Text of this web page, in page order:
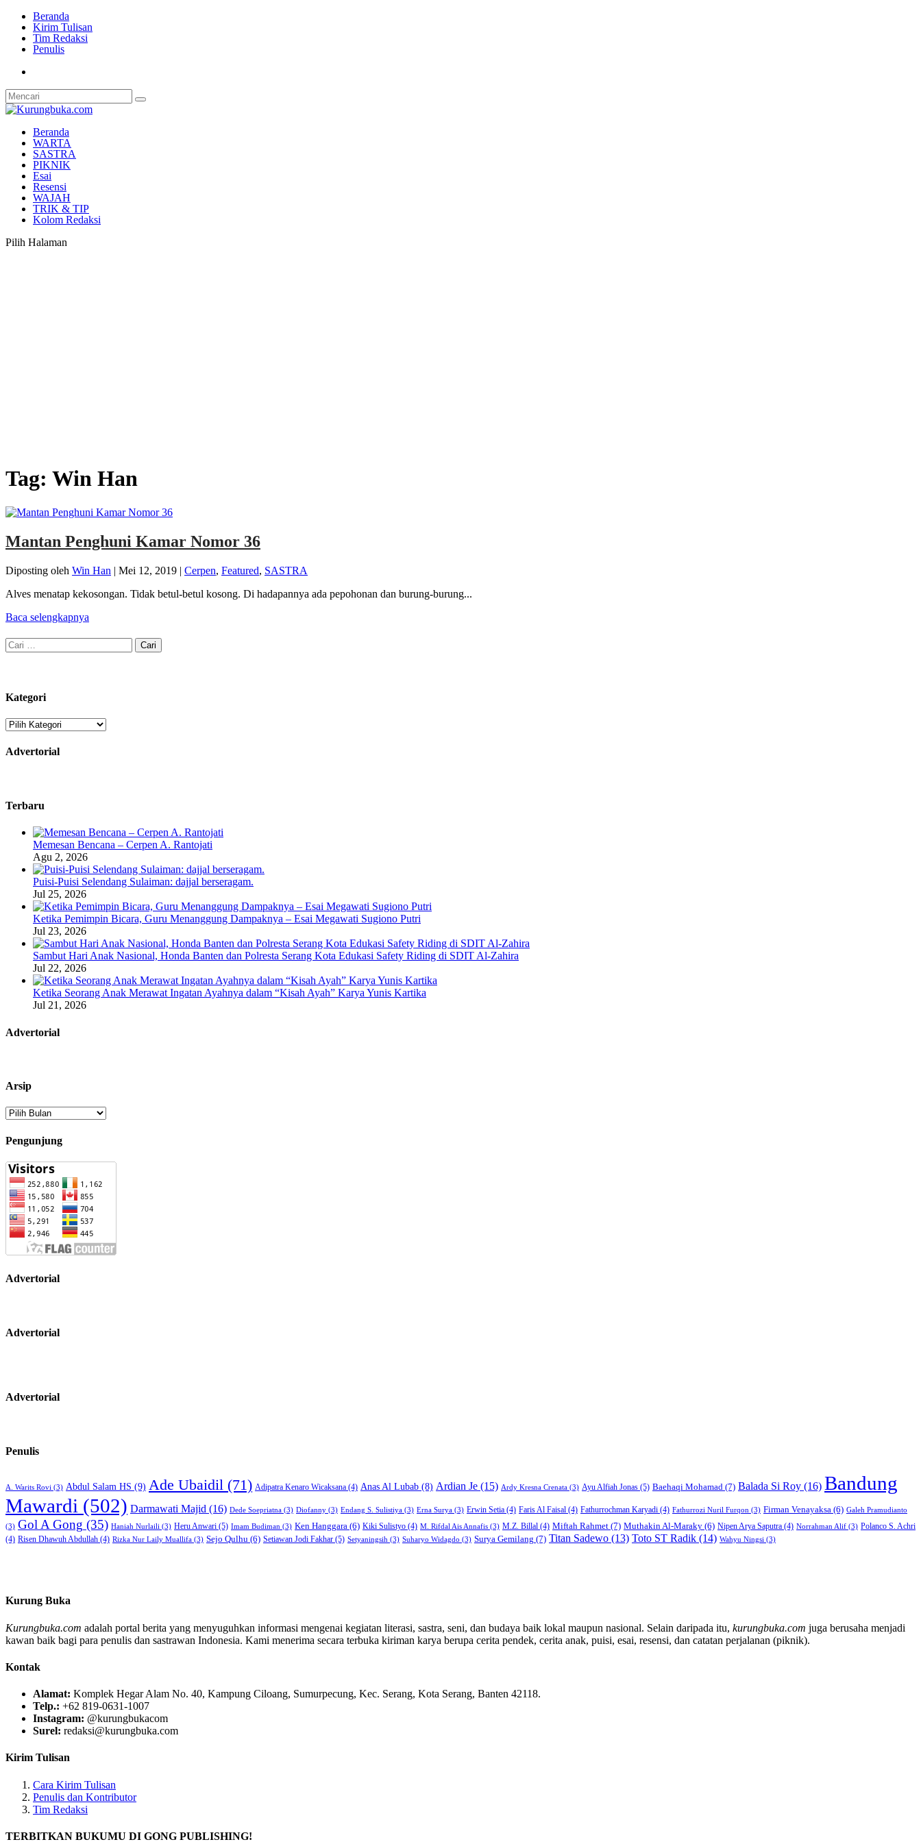
Beranda
Kirim Tulisan
Tim Redaksi
Penulis
Beranda
WARTA
SASTRA
PIKNIK
Esai
Resensi
WAJAH
TRIK & TIP
Kolom Redaksi
Pilih Halaman
Tag: Win Han
Mantan Penghuni Kamar Nomor 36
Diposting oleh Win Han | Mei 12, 2019 | Cerpen, Featured, SASTRA
Alves menatap kekosongan. Tidak betul-betul kosong. Di hadapannya ada pepohonan dan burung-burung...
Baca selengkapnya
Cari
untuk:
Kategori
Kategori
Advertorial
Terbaru
Memesan Bencana – Cerpen A. Rantojati
Agu 2, 2026
Puisi-Puisi Selendang Sulaiman: dajjal berseragam.
Jul 25, 2026
Ketika Pemimpin Bicara, Guru Menanggung Dampaknya – Esai Megawati Sugiono Putri
Jul 23, 2026
Sambut Hari Anak Nasional, Honda Banten dan Polresta Serang Kota Edukasi Safety Riding di SDIT Al-Zahira
Jul 22, 2026
Ketika Seorang Anak Merawat Ingatan Ayahnya dalam “Kisah Ayah” Karya Yunis Kartika
Jul 21, 2026
Advertorial
Arsip
Arsip
Pengunjung
Advertorial
Advertorial
Advertorial
Penulis
A. Warits Rovi (3) Abdul Salam HS (9) Ade Ubaidil (71) Adipatra Kenaro Wicaksana (4) Anas Al Lubab (8) Ardian Je (15) Ardy Kresna Crenata (3) Ayu Alfiah Jonas (5) Baehaqi Mohamad (7) Balada Si Roy (16) Bandung
Mawardi (502) Darmawati Majid (16) Dede Soepriatna (3) Diofanny (3) Endang S. Sulistiya (3) Erna Surya (3) Erwin Setia (4) Faris Al Faisal (4) Fathurrochman Karyadi (4) Fathurrozi Nuril Furqon (3) Firman Venayaksa (6) Galeh Pramudianto
(3) Gol A Gong (35) Haniah Nurlaili (3) Heru Anwari (5) Imam Budiman (3) Ken Hanggara (6) Kiki Sulistyo (4) M. Rifdal Ais Annafis (3) M.Z. Billal (4) Miftah Rahmet (7) Muthakin Al-Maraky (6) Nipen Arya Saputra (4) Norrahman Alif (3) Polanco S. Achri
(4) Risen Dhawuh Abdullah (4) Rizka Nur Laily Muallifa (3) Sejo Qulhu (6) Setiawan Jodi Fakhar (5) Setyaningsih (3) Suharyo Widagdo (3) Surya Gemilang (7) Titan Sadewo (13) Toto ST Radik (14) Wahyu Ningsi (3)
Kurung Buka
Kurungbuka.com adalah portal berita yang menyuguhkan informasi mengenai kegiatan literasi, sastra, seni, dan budaya baik lokal maupun nasional. Selain daripada itu, kurungbuka.com juga berusaha menjadi
kawan baik bagi para penulis dan sastrawan Indonesia. Kami menerima secara terbuka kiriman karya berupa cerita pendek, cerita anak, puisi, esai, resensi, dan catatan perjalanan (piknik).
Kontak
Alamat: Komplek Hegar Alam No. 40, Kampung Ciloang, Sumurpecung, Kec. Serang, Kota Serang, Banten 42118.
Telp.: +62 819-0631-1007
Instagram: @kurungbukacom
Surel: redaksi@kurungbuka.com
Kirim Tulisan
Cara Kirim Tulisan
Penulis dan Kontributor
Tim Redaksi
TERBITKAN BUKUMU DI GONG PUBLISHING!